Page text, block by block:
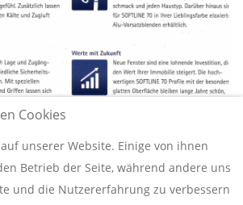
Cookies
unserer Website. Einige von ihnen
Betrieb der Seite, während andere uns
und die Nutzererfahrung zu verbessern